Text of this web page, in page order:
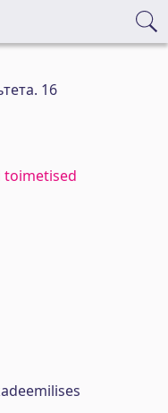
16
toimetised